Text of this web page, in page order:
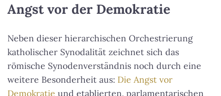
Angst vor der Demokratie
Neben dieser hierarchischen Orchestrierung
katholischer Synodalität zeichnet sich das
römische Synodenverständnis noch durch eine
weitere Besonderheit aus: Die Angst vor
Demokratie und etablierten, parlamentarischen